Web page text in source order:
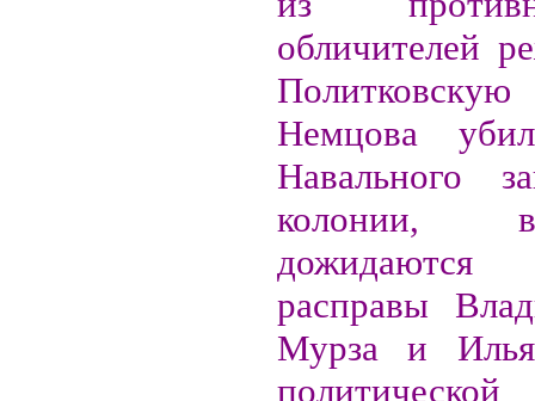
обличителей
Немцова
Навального
расправы
Мурза и